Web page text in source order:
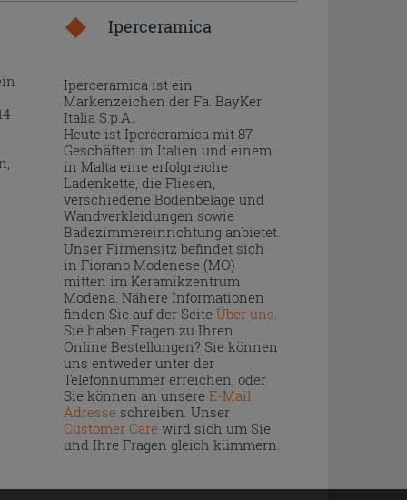
Iperceramica
Iperceramica ist ein
Markenzeichen der Fa. BayKer
Italia S.p.A..
Heute ist Iperceramica mit 87
Geschäften in Italien und einem
in Malta eine erfolgreiche
Ladenkette, die Fliesen,
verschiedene Bodenbeläge und
Wandverkleidungen sowie
Badezimmereinrichtung anbietet.
Unser Firmensitz befindet sich
in Fiorano Modenese (MO)
mitten im Keramikzentrum
Modena. Nähere Informationen
finden Sie auf der Seite Über uns
Sie haben Fragen zu Ihren
Online Bestellungen? Sie können
uns entweder unter der
Telefonnummer erreichen, oder
Sie können an unsere E-Mail
Adresseschreiben. Unser
Customer Carewird sich um Sie
und Ihre Fragen gleich kümmern.